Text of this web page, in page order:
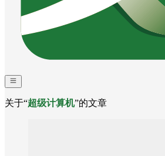
关于“超级计算机”的文章